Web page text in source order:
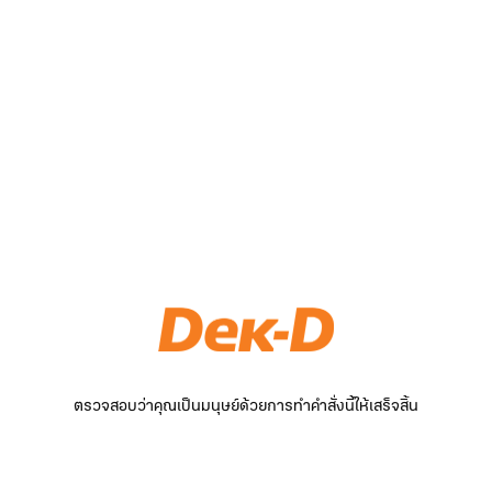
ตรวจสอบว่าคุณเป็นมนุษย์ด้วยการทำคำสั่งนี้ให้เสร็จสิ้น